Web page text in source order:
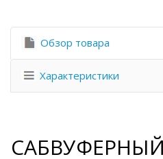
Обзор товара
Характеристики
САБВУФЕРНЫЙ